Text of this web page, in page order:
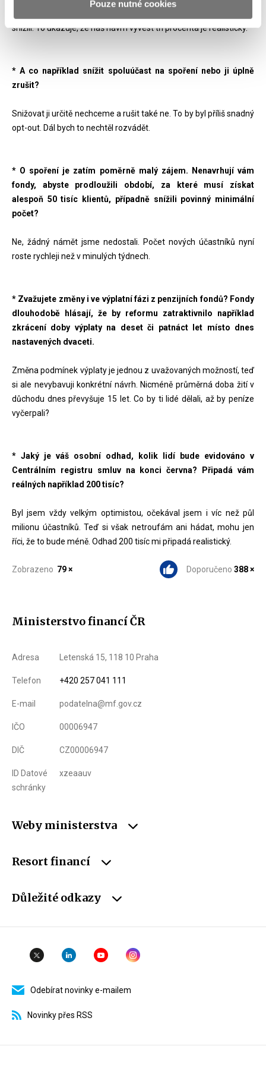
Pouze nutné cookies
snížili. To ukazuje, že náš návrh vyvést tři procenta je realistický.
* A co například snížit spoluúčast na spoření nebo ji úplně
zrušit?
Snižovat ji určitě nechceme a rušit také ne. To by byl příliš snadný
opt-out. Dál bych to nechtěl rozvádět.
* O spoření je zatím poměrně malý zájem. Nenavrhují vám
fondy, abyste prodloužili období, za které musí získat
alespoň 50 tisíc klientů, případně snížili povinný minimální
počet?
Ne, žádný námět jsme nedostali. Počet nových účastníků nyní
roste rychleji než v minulých týdnech.
* Zvažujete změny i ve výplatní fázi z penzijních fondů? Fondy
dlouhodobě hlásají, že by reformu zatraktivnilo například
zkrácení doby výplaty na deset či patnáct let místo dnes
nastavených dvaceti.
Změna podmínek výplaty je jednou z uvažovaných možností, teď
si ale nevybavuji konkrétní návrh. Nicméně průměrná doba žití v
důchodu dnes převyšuje 15 let. Co by ti lidé dělali, až by peníze
vyčerpali?
* Jaký je váš osobní odhad, kolik lidí bude evidováno v
Centrálním registru smluv na konci června? Připadá vám
reálných například 200 tisíc?
Byl jsem vždy velkým optimistou, očekával jsem i víc než půl
milionu účastníků. Teď si však netroufám ani hádat, mohu jen
říci, že to bude méně. Odhad 200 tisíc mi připadá realistický.
Zobrazeno 79 × Doporučeno 388 ×
Ministerstvo financí ČR
Adresa Letenská 15, 118 10 Praha
Telefon +420 257 041 111
E-mail podatelna@mf.gov.cz
IČO 00006947
DIČ CZ00006947
ID Datové
schránky
xzeaauv
Weby ministerstva
Resort financí
Důležité odkazy
Odebírat novinky e-mailem
Novinky přes RSS